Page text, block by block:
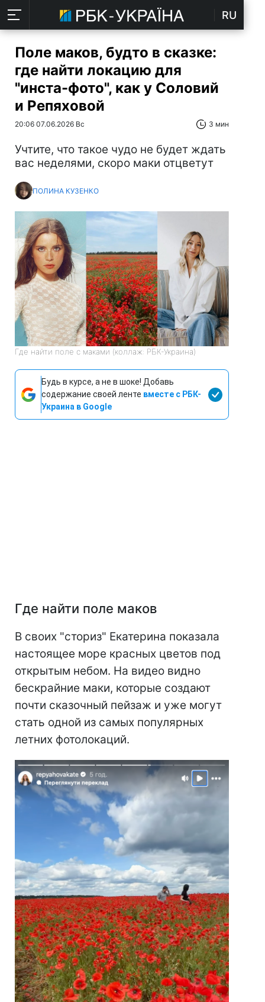
RU
Поле маков, будто в сказке:
где найти локацию для
"инста-фото", как у Соловий
и Репяховой
20:06 07.06.2026 Вс 3 мин
Учтите, что такое чудо не будет ждать
вас неделями, скоро маки отцветут
ПОЛИНА КУЗЕНКО
Где найти поле с маками (коллаж: РБК-Украина)
Будь в курсе, а не в шоке! Добавь
содержание своей ленте вместе с РБК-
Украина в Google
Где найти поле маков
В своих "сториз" Екатерина показала
настоящее море красных цветов под
открытым небом. На видео видно
бескрайние маки, которые создают
почти сказочный пейзаж и уже могут
стать одной из самых популярных
летних фотолокаций.